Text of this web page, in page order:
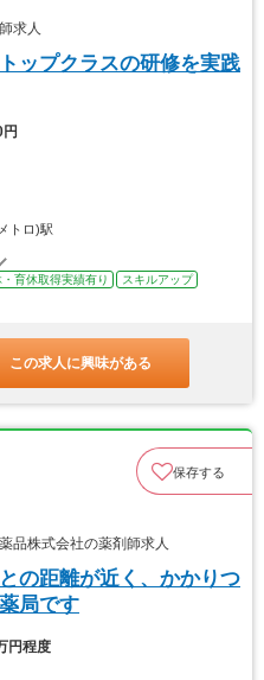
求人
ップクラスの研修を実践
円
トロ)駅
・育休取得実績有り
スキルアップ
この求人に興味がある
保存する
株式会社の薬剤師求人
の距離が近く、かかりつ
局です
円程度